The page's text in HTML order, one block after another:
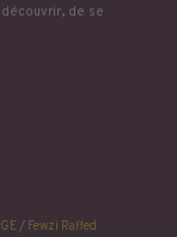
de se
/ Fewzi Raffed